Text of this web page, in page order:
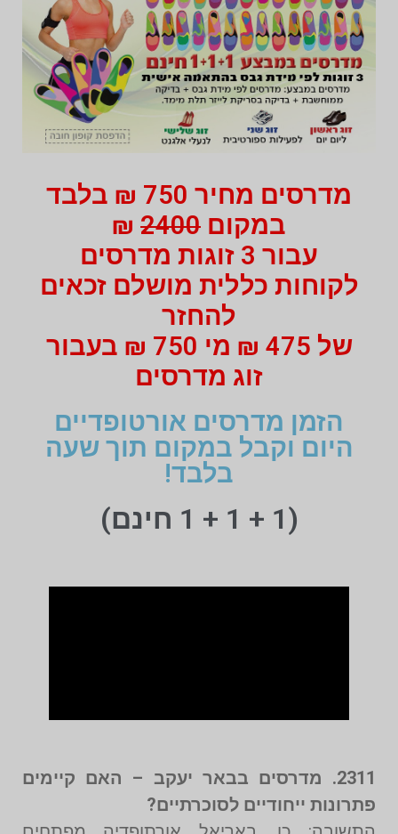
מדרסים מחיר 750 ₪ בלבד
במקום 2400
₪
עבור 3 זוגות מדרסים
לקוחות כללית מושלם זכאים
להחזר
של 475 ₪ מי 750 ₪ בעבור
זוג מדרסים
הזמן מדרסים אורטופדיים
היום וקבל במקום תוך שעה
בלבד!
(1 + 1 + 1 חינם)
2311. מדרסים בבאר יעקב – האם קיימים
פתרונות ייחודיים לסוכרתיים?